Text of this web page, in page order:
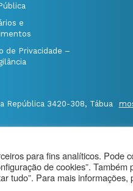
e
de Privacidade –
República 3420-308, Tábua
Privacidade
|
Privacidade - Videovigilância
para fins analíticos. Pode
de cookies”. Também
tudo”. Para mais informações,